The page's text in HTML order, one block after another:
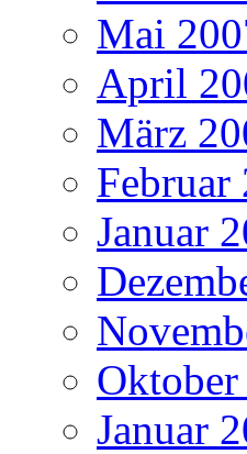
Mai
April
März
Februar
Januar
Januar